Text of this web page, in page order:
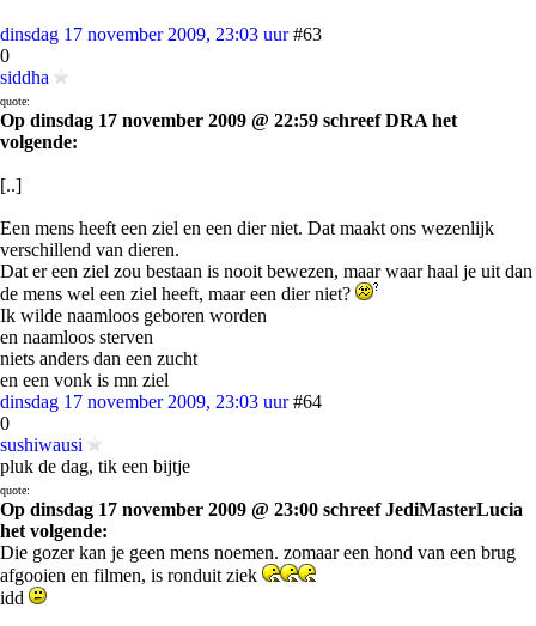
dinsdag 17 november 2009, 23:03 uur #63
0
siddha
quote:
Op dinsdag 17 november 2009 @ 22:59 schreef DRA het
volgende:
[..]
Een mens heeft een ziel en een dier niet. Dat maakt ons wezenlijk
verschillend van dieren.
Dat er een ziel zou bestaan is nooit bewezen, maar waar haal je uit dan
de mens wel een ziel heeft, maar een dier niet?
Ik wilde naamloos geboren worden
en naamloos sterven
niets anders dan een zucht
en een vonk is mn ziel
dinsdag 17 november 2009, 23:03 uur #64
0
sushiwausi
pluk de dag, tik een bijtje
quote:
Op dinsdag 17 november 2009 @ 23:00 schreef JediMasterLucia
het volgende:
Die gozer kan je geen mens noemen. zomaar een hond van een brug
afgooien en filmen, is ronduit ziek
idd